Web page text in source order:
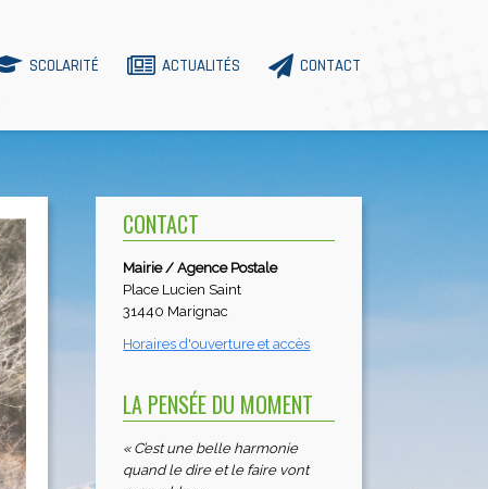
SCOLARITÉ ACTUALITÉS CONTACT
CONTACT
Mairie / Agence Postale
Place Lucien Saint
31440 Marignac
Horaires d'ouverture et accès
LA PENSÉE DU MOMENT
« C’est une belle harmonie
quand le dire et le faire vont